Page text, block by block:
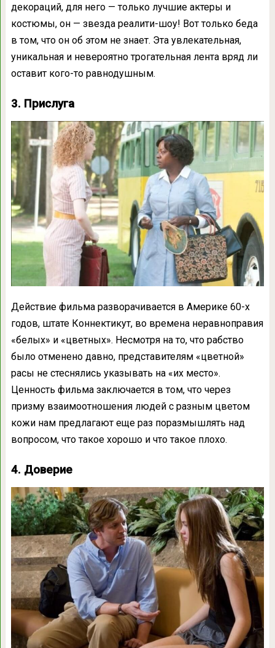
декораций, для него — только лучшие актеры и
костюмы, он — звезда реалити-шоу! Вот только беда
в том, что он об этом не знает. Эта увлекательная,
уникальная и невероятно трогательная лента вряд ли
оставит кого-то равнодушным.
3. Прислуга
Действие фильма разворачивается в Америке 60-х
годов, штате Коннектикут, во времена неравноправия
«белых» и «цветных». Несмотря на то, что рабство
было отменено давно, представителям «цветной»
расы не стеснялись указывать на «их место».
Ценность фильма заключается в том, что через
призму взаимоотношения людей с разным цветом
кожи нам предлагают еще раз поразмышлять над
вопросом, что такое хорошо и что такое плохо.
4. Доверие